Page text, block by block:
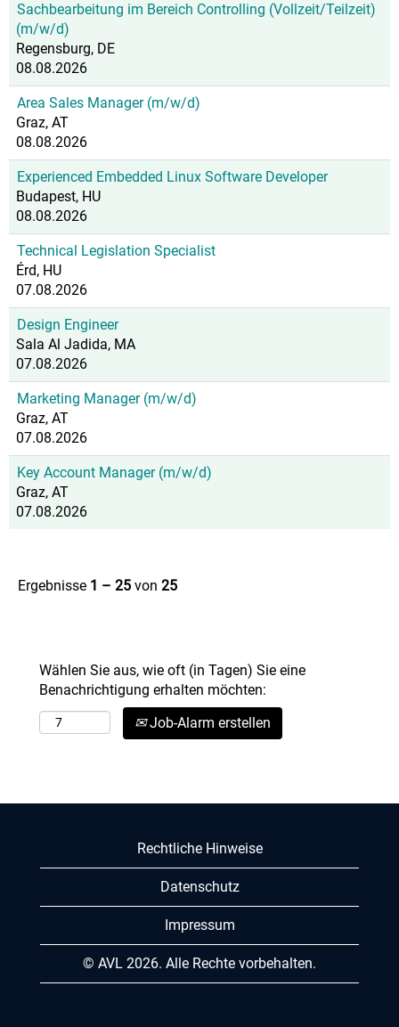
Sachbearbeitung im Bereich Controlling (Vollzeit/Teilzeit)
(m/w/d)
Regensburg, DE
08.08.2026
Area Sales Manager (m/w/d)
Graz, AT
08.08.2026
Experienced Embedded Linux Software Developer
Budapest, HU
08.08.2026
Technical Legislation Specialist
Érd, HU
07.08.2026
Design Engineer
Sala Al Jadida, MA
07.08.2026
Marketing Manager (m/w/d)
Graz, AT
07.08.2026
Key Account Manager (m/w/d)
Graz, AT
07.08.2026
Ergebnisse 1 – 25 von 25
Wählen Sie aus, wie oft (in Tagen) Sie eine
Benachrichtigung erhalten möchten:
Job-Alarm erstellen
Rechtliche Hinweise
Datenschutz
Impressum
© AVL 2026. Alle Rechte vorbehalten.